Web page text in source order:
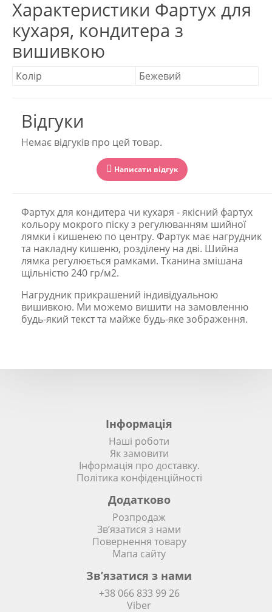
Характеристики Фартух для
кухаря, кондитера з
вишивкою
Колір Бежевий
Відгуки
Немає відгуків про цей товар.
Написати відгук
Фартух для кондитера чи кухаря - якісний фартух
кольору мокрого піску з регулюванням шийної
лямки і кишенею по центру. Фартук має нагрудник
та накладну кишеню, розділену на дві. Шийна
лямка регулюється рамками. Тканина змішана
щільністю 240 гр/м2.
Нагрудник прикрашений індивідуальною
вишивкою. Ми можемо вишити на замовленню
будь-який текст та майже будь-яке зображення.
Інформація
Наші роботи
Як замовити
Інформація про доставку.
Політика конфіденційності
Додатково
Розпродаж
Зв’язатися з нами
Повернення товару
Мапа сайту
Зв’язатися з нами
+38 066 833 99 26
Viber